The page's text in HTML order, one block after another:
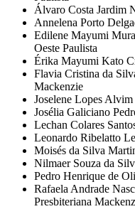
Álvaro Costa Jardim
Annelena Porto
Edilene Mayumi
Oeste Paulista
Érika Mayumi Kato
Flavia Cristina da
Mackenzie
Joselene Lopes
Josélia Galiciano
Lechan Colares
Leonardo Ribelatto
Moisés da Silva
Nilmaer Souza da
Pedro Henrique de
Rafaela Andrade
Presbiteriana